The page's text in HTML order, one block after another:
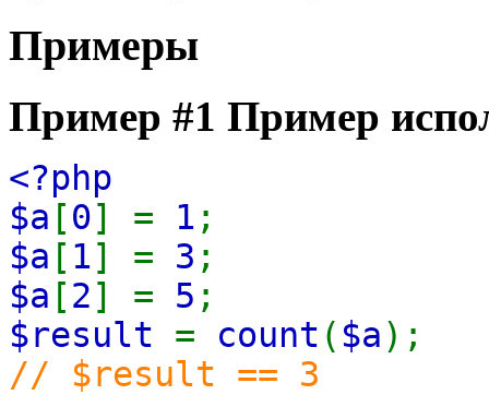
Примеры
Пример #1 Пример
<?php
$a [0] = 1 ;
$a [ 1] = 3 ;
$a [2] = 5 ;
$result = count ( $a);
// $result == 3